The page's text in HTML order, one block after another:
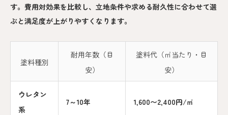
す。費用対効果を比較し、立地条件や求める耐久性に合わせて選
ぶと満足度が上がりやすくなります。
塗料種別
耐用年数（目
安）
塗料代（㎡当たり・目
安）
ウレタン
系
7～10年 1,600〜2,400円/㎡